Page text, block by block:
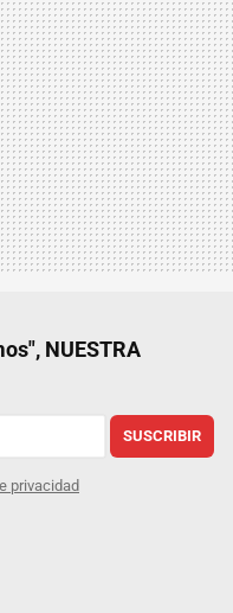
NUESTRA
SUSCRIBIR
privacidad